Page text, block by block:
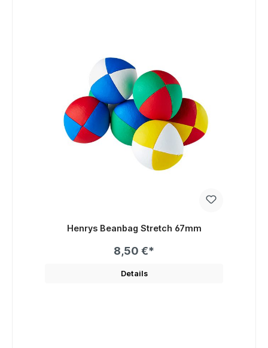
Henrys Beanbag Stretch 67mm
8,50 €*
Details